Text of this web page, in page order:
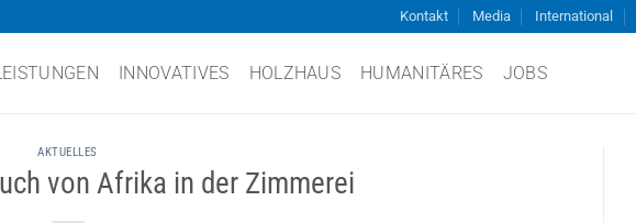
Kontakt Media International
INNOVATIVES HOLZHAUS HUMANITÄRES JOBS
AKTUELLES
von Afrika in der Zimmerei